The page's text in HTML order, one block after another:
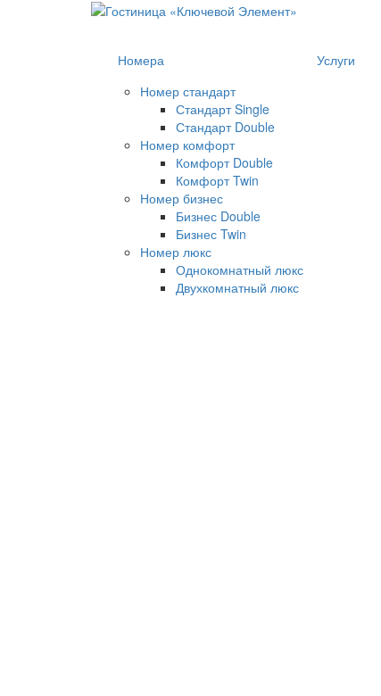
Номера
Номер стандарт
Стандарт Single
Стандарт Double
Номер комфорт
Комфорт Double
Комфорт Twin
Номер бизнес
Бизнес Double
Бизнес Twin
Номер люкс
Однокомнатный люкс
Двухкомнатный люкс
Услуги